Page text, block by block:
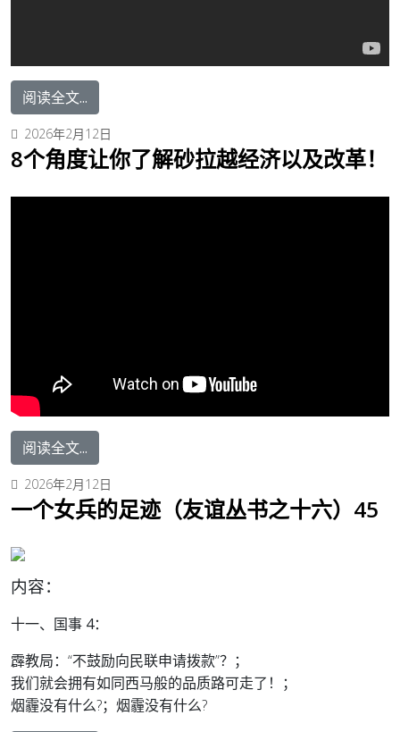
阅读全文...
2026年2月12日
8个角度让你了解砂拉越​经济以及改革！
阅读全文...
2026年2月12日
一个女兵的足迹（友谊丛书之十六）45
内容：
十一、国事 4：
霹教局：“不鼓励向民联申请拨款”？；
我们就会拥有如同西马般的品质路可走了！；
烟霾没有什么?；烟霾没有什么?